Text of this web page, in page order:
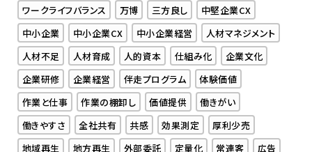
ワークライフバランス
万博 三方良し
中堅企業CX
中小企業
中小企業CX 中小企業経営
人材マネジメント
人材不足
人材育成 人的資本 仕組み化
企業文化
企業研修
企業経営 伴走プログラム
体験価値
作業と仕事
作業の棚卸し 価値提供
働きがい
働きやすさ
全社共有 共感 効果測定
厚利少売
地域再生
地方再生 外部委託 定量化 常連客
広告